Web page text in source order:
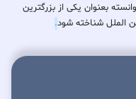
توانسته بعنوان یکی از بزرگترین
الملل شناخته شود.